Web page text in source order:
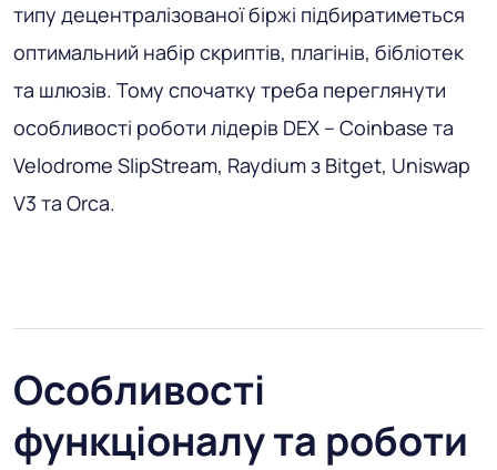
типу децентралізованої біржі підбиратиметься
оптимальний набір скриптів, плагінів, бібліотек
та шлюзів. Тому спочатку треба переглянути
особливості роботи лідерів DEX – Coinbase та
Velodrome SlipStream, Raydium з Bitget, Uniswap
V3 та Orca.
Особливості
функціоналу та роботи